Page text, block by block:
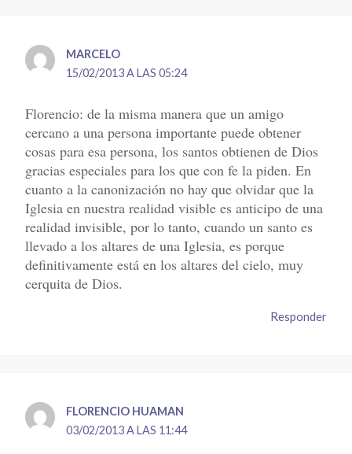
MARCELO
15/02/2013 A LAS 05:24
Florencio: de la misma manera que un amigo
cercano a una persona importante puede obtener
cosas para esa persona, los santos obtienen de Dios
gracias especiales para los que con fe la piden. En
cuanto a la canonización no hay que olvidar que la
Iglesia en nuestra realidad visible es anticipo de una
realidad invisible, por lo tanto, cuando un santo es
llevado a los altares de una Iglesia, es porque
definitivamente está en los altares del cielo, muy
cerquita de Dios.
Responder
FLORENCIO HUAMAN
03/02/2013 A LAS 11:44